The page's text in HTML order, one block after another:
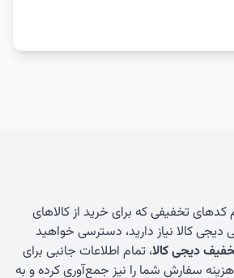
کدهای تخفیفی که برای خرید از کالاهای
دیجی کالا نیاز دارید، دسترسی خواهید
دیجی کالا، تمام اطلاعات جانبی برای
سفارش شما را نیز جمع‌آوری کرده و به